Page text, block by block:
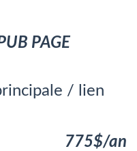
PAGE
/ lien
775$/an